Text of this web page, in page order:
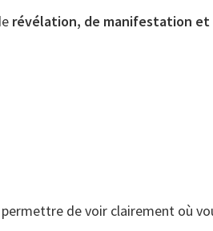
révélation, de manifestation et
de voir clairement où